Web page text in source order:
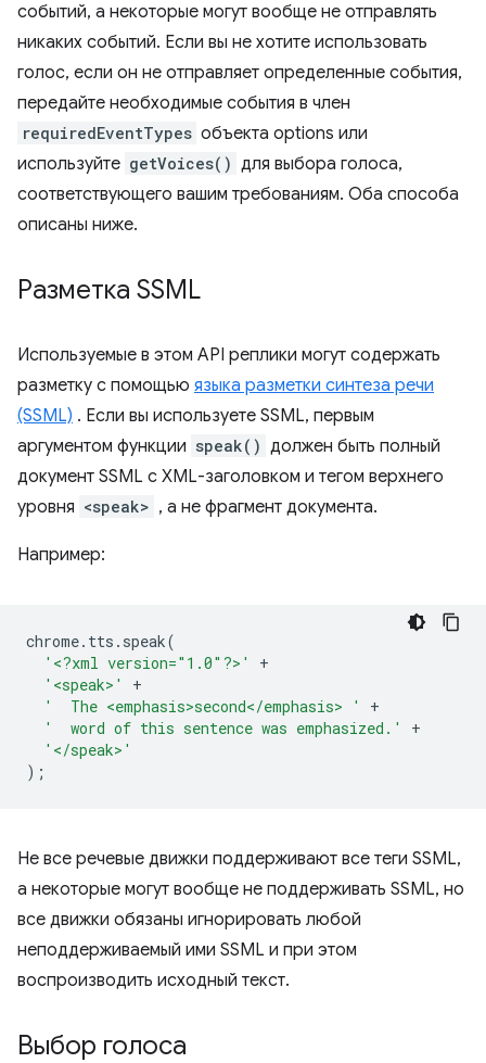
событий, а некоторые могут вообще не отправлять
никаких событий. Если вы не хотите использовать
голос, если он не отправляет определенные события,
передайте необходимые события в член
requiredEventTypes объекта options или
используйте getVoices() для выбора голоса,
соответствующего вашим требованиям. Оба способа
описаны ниже.
Разметка SSML
Используемые в этом API реплики могут содержать
разметку с помощью языка разметки синтеза речи
(SSML) . Если вы используете SSML, первым
аргументом функции speak() должен быть полный
документ SSML с XML-заголовком и тегом верхнего
уровня <speak> , а не фрагмент документа.
Например:
chrome. tts . speak(
'<?xml version="1.0"?>'
+
'<speak>'
+
'  The <emphasis>second</emphasis> '
+
'  word of this sentence was emphasized.'
+
'</speak>'
);
Не все речевые движки поддерживают все теги SSML,
а некоторые могут вообще не поддерживать SSML, но
все движки обязаны игнорировать любой
неподдерживаемый ими SSML и при этом
воспроизводить исходный текст.
Выбор голоса